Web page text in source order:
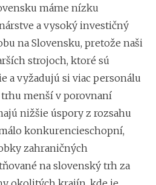
máme nízku
a vysoký investičný
na Slovensku, pretože naši
strojoch, ktoré sú
a vyžadujú si viac personálu
menší v porovnaní
nižšie úspory z rozsahu
konkurencieschopní,
zahraničných
na slovenský trh za